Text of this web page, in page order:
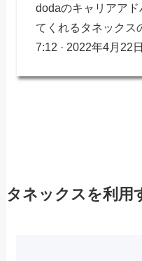
dodaのキャリアア
てくれるタネックス
7:12 · 2022年4月22
タネックスを利用